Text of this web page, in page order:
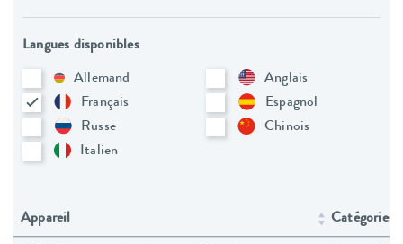
Langues disponibles
Allemand
Anglais
Français
Espagnol
Russe
Chinois
Italien
Appareil Catégories